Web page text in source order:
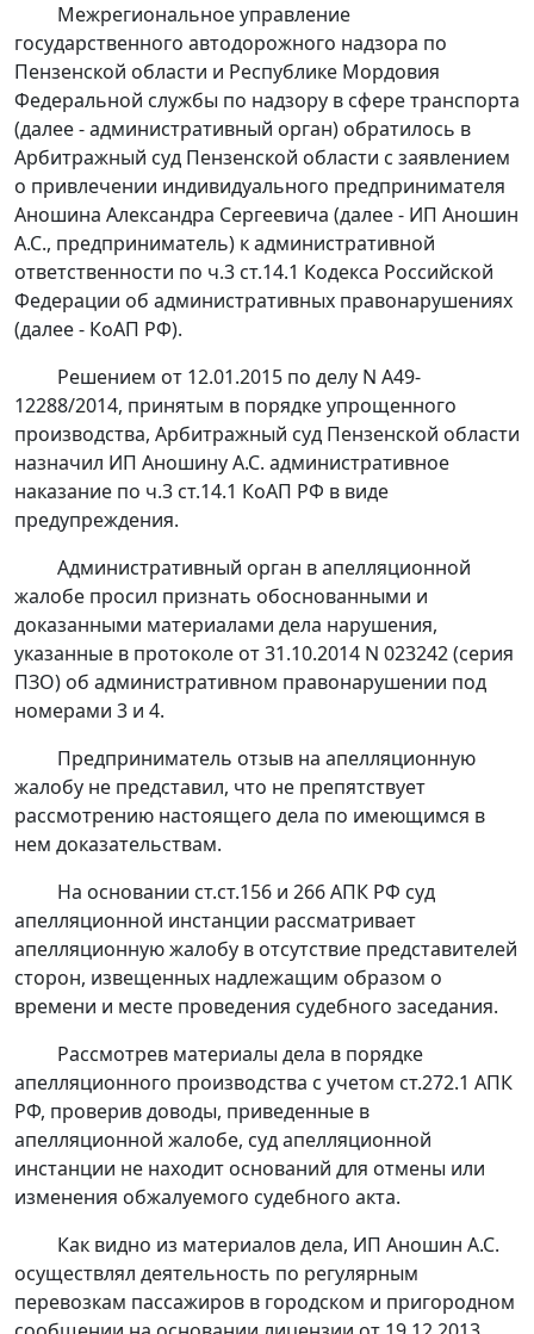
Межрегиональное управление
государственного автодорожного надзора по
Пензенской области и Республике Мордовия
Федеральной службы по надзору в сфере транспорта
(далее - административный орган) обратилось в
Арбитражный суд Пензенской области с заявлением
о привлечении индивидуального предпринимателя
Аношина Александра Сергеевича (далее - ИП Аношин
А.С., предприниматель) к административной
ответственности по ч.3 ст.14.1 Кодекса Российской
Федерации об административных правонарушениях
(далее - КоАП РФ).
Решением от 12.01.2015 по делу N А49-
12288/2014, принятым в порядке упрощенного
производства, Арбитражный суд Пензенской области
назначил ИП Аношину А.С. административное
наказание по ч.3 ст.14.1 КоАП РФ в виде
предупреждения.
Административный орган в апелляционной
жалобе просил признать обоснованными и
доказанными материалами дела нарушения,
указанные в протоколе от 31.10.2014 N 023242 (серия
ПЗО) об административном правонарушении под
номерами 3 и 4.
Предприниматель отзыв на апелляционную
жалобу не представил, что не препятствует
рассмотрению настоящего дела по имеющимся в
нем доказательствам.
На основании ст.ст.156 и 266АПК РФ суд
апелляционной инстанции рассматривает
апелляционную жалобу в отсутствие представителей
сторон, извещенных надлежащим образом о
времени и месте проведения судебного заседания.
Рассмотрев материалы дела в порядке
апелляционного производства с учетом ст.272.1 АПК
РФ, проверив доводы, приведенные в
апелляционной жалобе, суд апелляционной
инстанции не находит оснований для отмены или
изменения обжалуемого судебного акта.
Как видно из материалов дела, ИП Аношин А.С.
осуществлял деятельность по регулярным
перевозкам пассажиров в городском и пригородном